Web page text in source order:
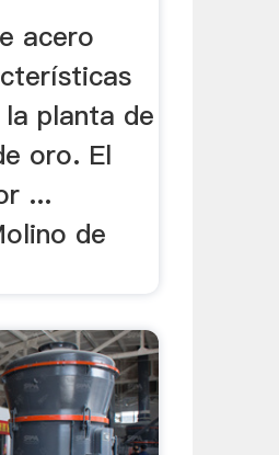
acero
planta de
oro. El
...
de